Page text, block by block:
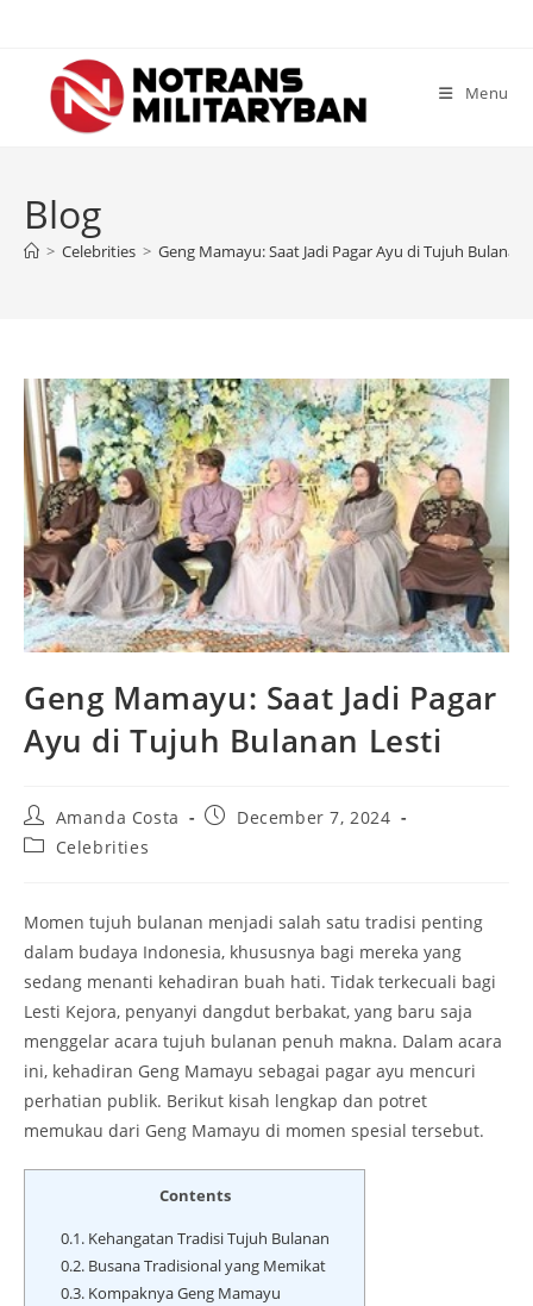
content
Menu
Blog
> Celebrities > Geng Mamayu: Saat Jadi Pagar Ayu di Tujuh Bulanan
Geng Mamayu: Saat Jadi Pagar
Ayu di Tujuh Bulanan Lesti
Post
author:
Amanda Costa
PostDecember 7, 2024
PostCelebrities
Momen tujuh bulanan menjadi salah satu tradisi penting
dalam budaya Indonesia, khususnya bagi mereka yang
sedang menanti kehadiran buah hati. Tidak terkecuali bagi
Lesti Kejora, penyanyi dangdut berbakat, yang baru saja
menggelar acara tujuh bulanan penuh makna. Dalam acara
ini, kehadiran Geng Mamayu sebagai pagar ayu mencuri
perhatian publik. Berikut kisah lengkap dan potret
memukau dari Geng Mamayu di momen spesial tersebut.
Contents
0.1.Kehangatan Tradisi Tujuh Bulanan
0.2.Busana Tradisional yang Memikat
0.3.Kompaknya Geng Mamayu